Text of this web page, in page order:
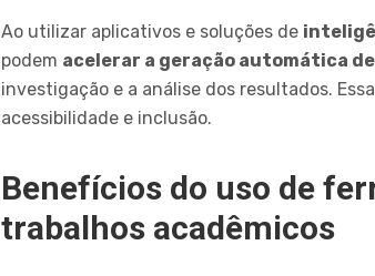
Ao utilizar aplicativos e soluções de
podem acelerar a geração automática
investigação e a análise dos resultados.
acessibilidade e inclusão.
Benefícios do uso de
trabalhos acadêmicos